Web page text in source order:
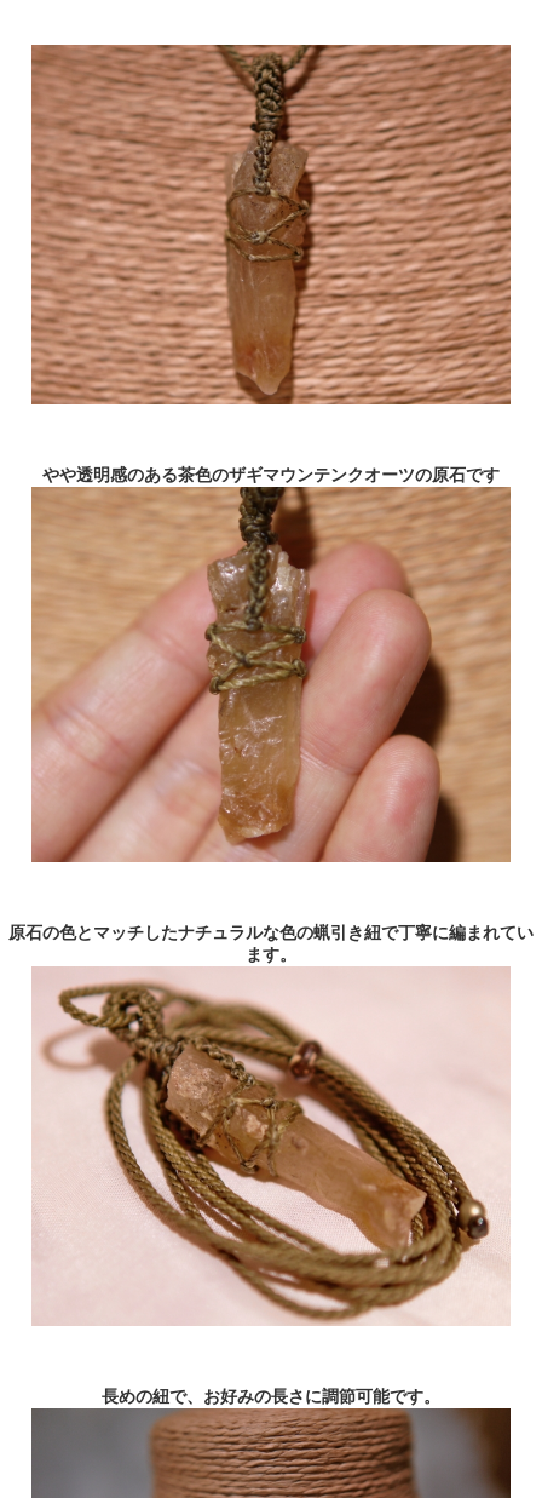
やや透明感のある茶色のザギマウンテンクオーツの原石です
原石の色とマッチしたナチュラルな色の蝋引き紐で丁寧に編まれてい
ます。
長めの紐で、お好みの長さに調節可能です。